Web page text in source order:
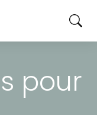
pour